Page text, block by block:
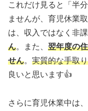
これだけ見ると「半
ませんが、育児休業
は、収入ではなく非
ん。また、 翌年度の
せん。 実質的な手取
良いと思います👍
さらに育児休業中は